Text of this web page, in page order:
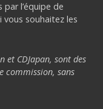
l’équipe de
vous souhaitez les
et CDJapan, sont des
commission, sans